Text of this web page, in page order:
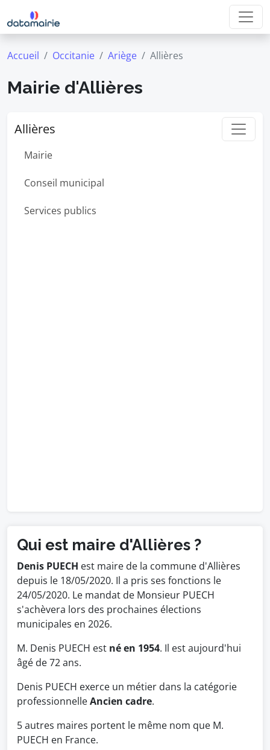
Accueil Occitanie Ariège Allières
Mairie d'Allières
Allières
Mairie
Conseil municipal
Services publics
Qui est maire d'Allières ?
Denis PUECH est maire de la commune d'Allières
depuis le 18/05/2020. Il a pris ses fonctions le
24/05/2020. Le mandat de Monsieur PUECH
s'achèvera lors des prochaines élections
municipales en 2026.
M. Denis PUECH est né en 1954. Il est aujourd'hui
âgé de 72 ans.
Denis PUECH exerce un métier dans la catégorie
professionnelleAncien cadre.
5 autres maires portent le même nom que M.
PUECH en France.